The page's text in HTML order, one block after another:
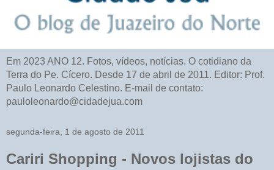
Em 2023 ANO 12. Fotos, vídeos, notícias. O cotidiano da
Terra do Pe. Cícero. Desde 17 de abril de 2011. Editor: Prof.
Paulo Leonardo Celestino. E-mail de contato:
pauloleonardo@cidadejua.com
segunda-feira, 1 de agosto de 2011
Cariri Shopping - Novos lojistas do